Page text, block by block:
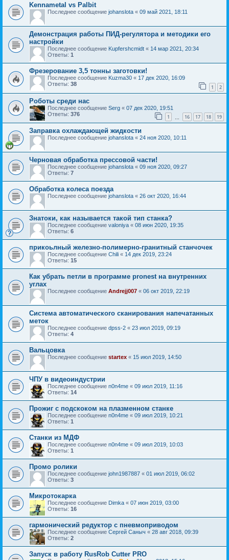
Kennametal vs Palbit
Последнее сообщение johanslota « 09 май 2021, 18:11
Демонстрация работы ПИД-регулятора и методики его
настройки
Последнее сообщение Kupfershcmidt « 14 мар 2021, 20:34
Ответы: 1
Фрезерование 3,5 тонны заготовки!
Последнее сообщение Kuzma30 « 17 дек 2020, 16:09
Ответы: 38 1 2
Роботы среди нас
Последнее сообщение Serg « 07 дек 2020, 19:51
Ответы: 376 1 16 17 18 19
Заправка охлаждающей жидкости
Последнее сообщение johanslota « 24 ноя 2020, 10:11
Черновая обработка прессовой части!
Последнее сообщение johanslota « 09 ноя 2020, 09:27
Ответы: 7
Обработка колеса поезда
Последнее сообщение johanslota « 26 окт 2020, 16:44
Знатоки, как называется такой тип станка?
Последнее сообщение valoniya « 08 июн 2020, 19:35
Ответы: 6
прикоьлный железно-полимерно-гранитный станчочек
Последнее сообщение Chili « 14 дек 2019, 23:24
Ответы: 15
Как убрать петли в программе pronest на внутренних
углах
Последнее сообщение Andrejj007 « 06 окт 2019, 22:19
Система автоматического сканирования напечатанных
меток
Последнее сообщение dpss-2 « 23 июл 2019, 09:19
Ответы: 4
Вальцовка
Последнее сообщение startex « 15 июл 2019, 14:50
ЧПУ в видеоиндустрии
Последнее сообщение n0n4me « 09 июл 2019, 11:16
Ответы: 14
Прожиг с подскоком на плазменном станке
Последнее сообщение n0n4me « 09 июл 2019, 10:21
Ответы: 1
Станки из МДФ
Последнее сообщение n0n4me « 09 июл 2019, 10:03
Ответы: 1
Промо ролики
Последнее сообщение john1987887 « 01 июл 2019, 06:02
Ответы: 3
Микротокарка
Последнее сообщение Dimka « 07 июн 2019, 03:00
Ответы: 16
гармонический редуктор с пневмоприводом
Последнее сообщение Сергей Саныч « 28 авг 2018, 09:39
Ответы: 2
Запуск в работу RusRob Cutter PRO